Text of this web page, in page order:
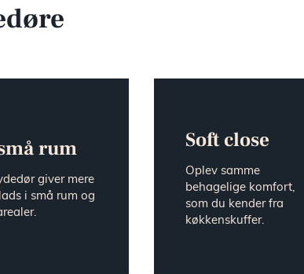
rum
giver mere
i små rum og
Soft close
Oplev samme
behagelige komfort,
som du kender fra
køkkenskuffer.